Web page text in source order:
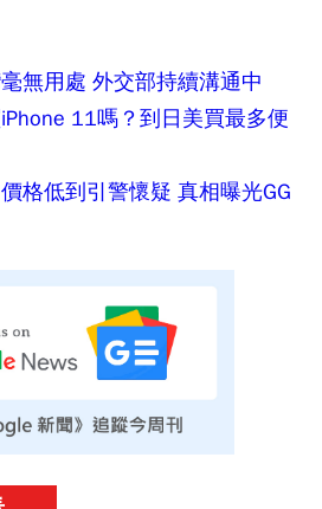
無用處 外交部持續溝通中
11嗎？到日美買最多便
格低到引警懷疑 真相曝光GG